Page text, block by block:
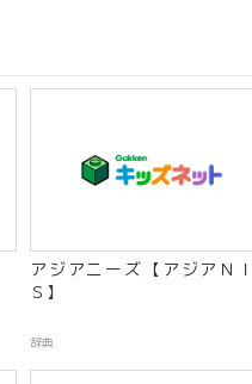
アジアニーズ【アジアＮ
Ｓ】
辞典